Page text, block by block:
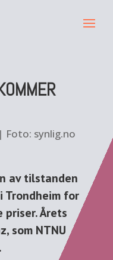
Foto: synlig.no
av tilstanden
for
Årets
som NTNU